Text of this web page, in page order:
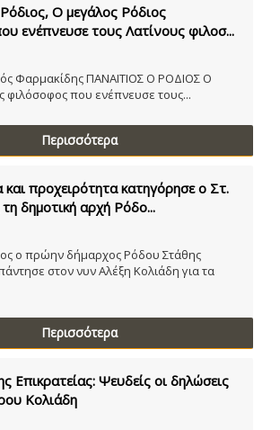
Ο μεγάλος Ρόδιος
ενέπνευσε τους Λατίνους φιλοσ...
Φαρμακίδης ΠΑΝΑΙΤΙΟΣ Ο ΡΟΔΙΟΣ Ο
φιλόσοφος που ενέπνευσε τους...
Περισσότερα
και προχειρότητα κατηγόρησε ο Στ.
δημοτική αρχή Ρόδο...
ο πρώην δήμαρχος Ρόδου Στάθης
στον νυν Αλέξη Κολιάδη για τα
Περισσότερα
Επικρατείας: Ψευδείς οι δηλώσεις
Κολιάδη